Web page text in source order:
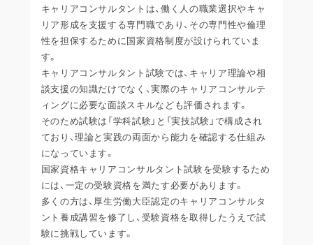
キャリアコンサルタントは、働く人の職業選択やキャ
リア形成を支援する専門職であり、その専門性や倫理
性を担保するために国家資格制度が設けられていま
す。
キャリアコンサルタント試験では、キャリア理論や相
談支援の知識だけでなく、実際のキャリアコンサルテ
ィングに必要な面談スキルなども評価されます。
そのため試験は「学科試験」と「実技試験」で構成され
ており、理論と実践の両面から能力を確認する仕組み
になっています。
国家資格キャリアコンサルタント試験を受験するため
には、一定の受験資格を満たす必要があります。
多くの方は、厚生労働大臣認定のキャリアコンサルタ
ント養成講習を修了し、受験資格を取得したうえで試
験に挑戦しています。